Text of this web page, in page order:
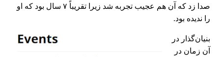
صدا زد که آن هم عجیب تجربه شد زیرا تقریباً ۷ سال بود که او
را ندیده بود.
بنیان‌گذار در
آن زمان در